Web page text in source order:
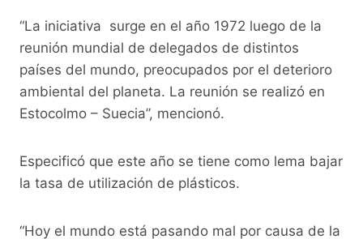
“La iniciativa surge en el año 1972 luego de la
reunión mundial de delegados de distintos
países del mundo, preocupados por el deterioro
ambiental del planeta. La reunión se realizó en
Estocolmo – Suecia”, mencionó.
Especificó que este año se tiene como lema bajar
la tasa de utilización de plásticos.
“Hoy el mundo está pasando mal por causa de la